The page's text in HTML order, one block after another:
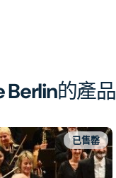
Berlin的產品
已售罄